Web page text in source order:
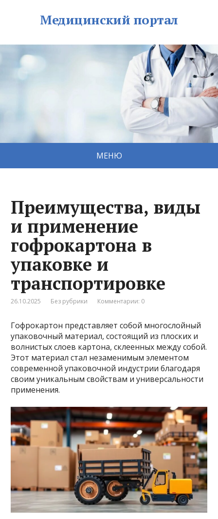
Медицинский портал
МЕНЮ
Преимущества, виды
и применение
гофрокартона в
упаковке и
транспортировке
26.10.2025 Без рубрики Комментарии: 0
Гофрокартон представляет собой многослойный
упаковочный материал, состоящий из плоских и
волнистых слоев картона, склеенных между собой.
Этот материал стал незаменимым элементом
современной упаковочной индустрии благодаря
своим уникальным свойствам и универсальности
применения.